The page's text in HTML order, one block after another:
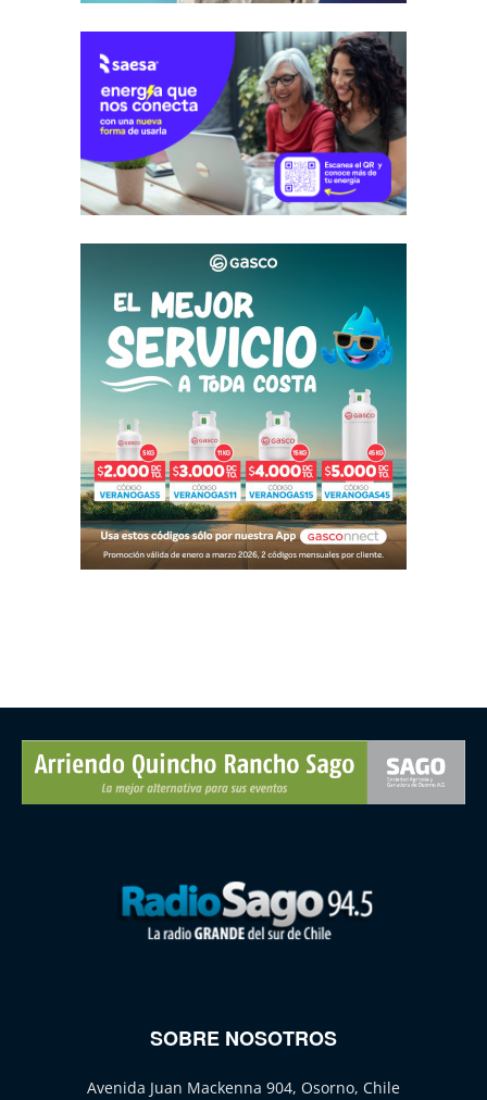
SOBRE NOSOTROS
Avenida Juan Mackenna 904, Osorno, Chile